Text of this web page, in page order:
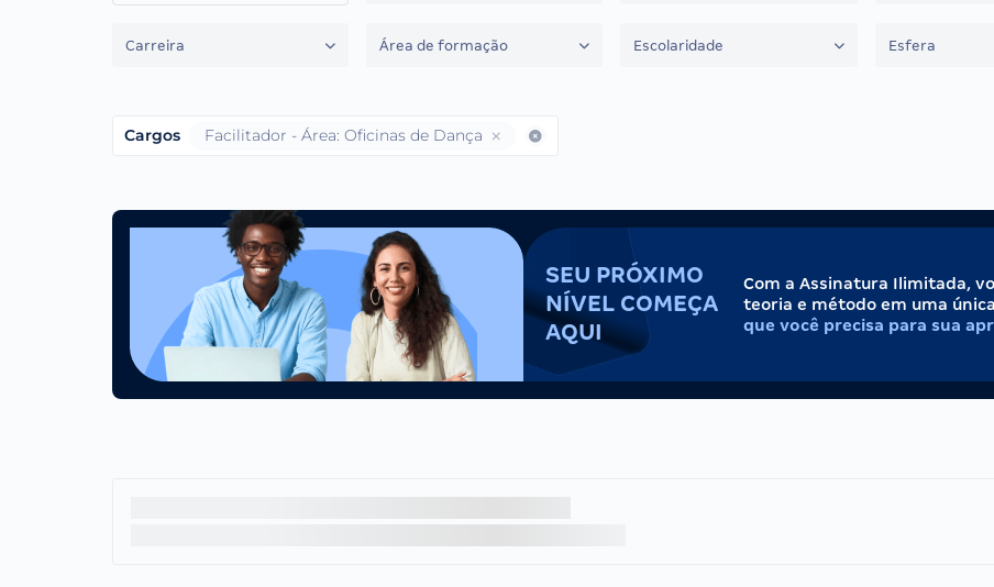
Carreira Área de formação Escolaridade Esfera
Cargos Facilitador - Área: Oficinas de Dança
SEU PRÓXIMO
NÍVEL COMEÇA
AQUI
Com a Assinatura Ilimitada,
teoria e método em uma
que você precisa para sua